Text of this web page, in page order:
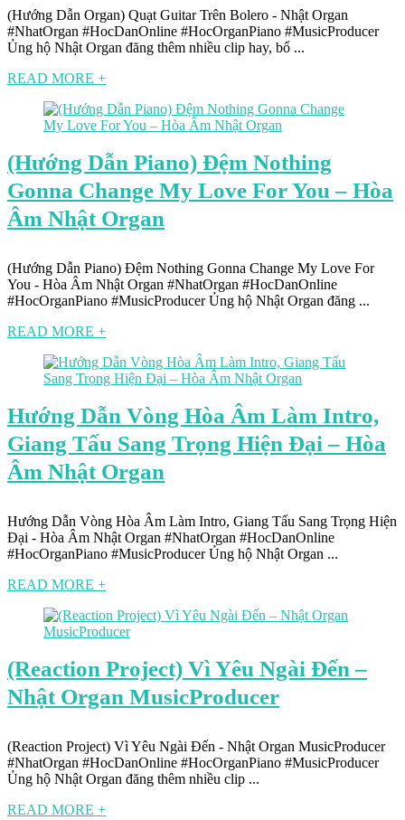
(Hướng Dẫn Organ) Quạt Guitar Trên Bolero - Nhật Organ
#NhatOrgan #HocDanOnline #HocOrganPiano #MusicProducer
Ủng hộ Nhật Organ đăng thêm nhiều clip hay, bổ ...
READ MORE +
(Hướng Dẫn Piano) Đệm Nothing
Gonna Change My Love For You – Hòa
Âm Nhật Organ
(Hướng Dẫn Piano) Đệm Nothing Gonna Change My Love For
You - Hòa Âm Nhật Organ #NhatOrgan #HocDanOnline
#HocOrganPiano #MusicProducer Ủng hộ Nhật Organ đăng ...
READ MORE +
Hướng Dẫn Vòng Hòa Âm Làm Intro,
Giang Tấu Sang Trọng Hiện Đại – Hòa
Âm Nhật Organ
Hướng Dẫn Vòng Hòa Âm Làm Intro, Giang Tấu Sang Trọng Hiện
Đại - Hòa Âm Nhật Organ #NhatOrgan #HocDanOnline
#HocOrganPiano #MusicProducer Ủng hộ Nhật Organ ...
READ MORE +
(Reaction Project) Vì Yêu Ngài Đến –
Nhật Organ MusicProducer
(Reaction Project) Vì Yêu Ngài Đến - Nhật Organ MusicProducer
#NhatOrgan #HocDanOnline #HocOrganPiano #MusicProducer
Ủng hộ Nhật Organ đăng thêm nhiều clip ...
READ MORE +